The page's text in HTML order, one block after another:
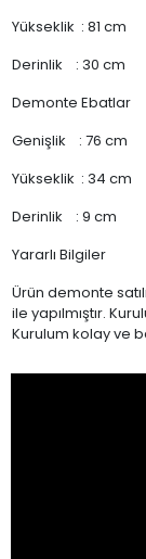
Yükseklik : 81 cm
Derinlik : 30 cm
Demonte Ebatlar
Genişlik : 76 cm
Yükseklik : 34 cm
Derinlik : 9 cm
Yararlı Bilgiler
Ürün demonte
ile yapılmıştır.
Kurulum kolay ve